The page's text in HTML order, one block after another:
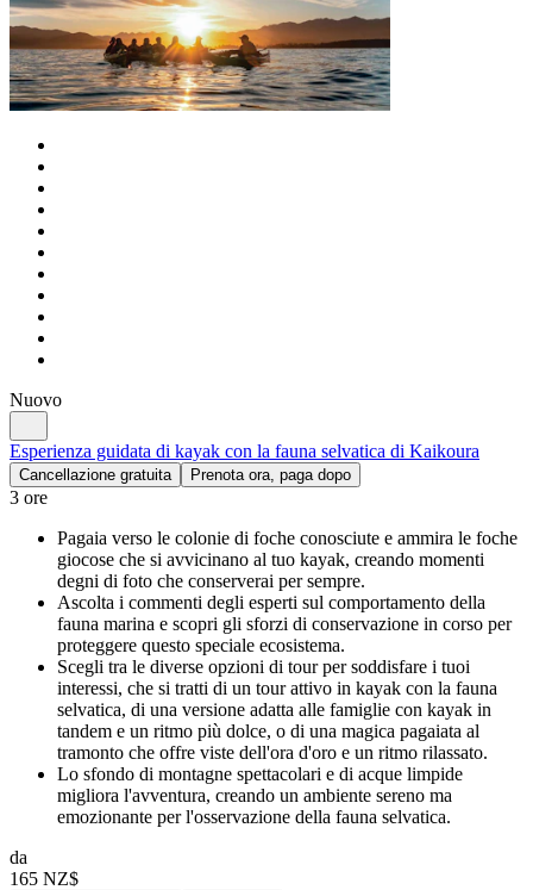
Nuovo
Esperienza guidata di kayak con la fauna selvatica di Kaikoura
Cancellazione gratuita Prenota ora, paga dopo
3 ore
Pagaia verso le colonie di foche conosciute e ammira le foche
giocose che si avvicinano al tuo kayak, creando momenti
degni di foto che conserverai per sempre.
Ascolta i commenti degli esperti sul comportamento della
fauna marina e scopri gli sforzi di conservazione in corso per
proteggere questo speciale ecosistema.
Scegli tra le diverse opzioni di tour per soddisfare i tuoi
interessi, che si tratti di un tour attivo in kayak con la fauna
selvatica, di una versione adatta alle famiglie con kayak in
tandem e un ritmo più dolce, o di una magica pagaiata al
tramonto che offre viste dell'ora d'oro e un ritmo rilassato.
Lo sfondo di montagne spettacolari e di acque limpide
migliora l'avventura, creando un ambiente sereno ma
emozionante per l'osservazione della fauna selvatica.
da
165 NZ$